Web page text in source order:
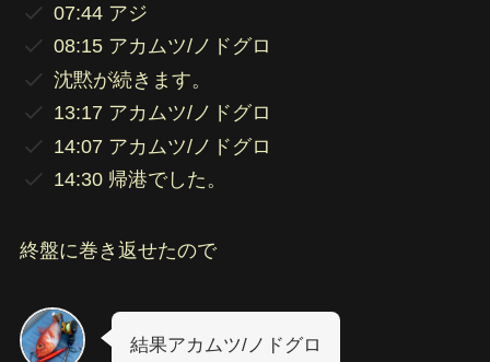
07:44 アジ
08:15 アカムツ/ノドグロ
沈黙が続きます。
13:17 アカムツ/ノドグロ
14:07 アカムツ/ノドグロ
14:30 帰港でした。
終盤に巻き返せたので
結果アカムツ/ノドグロ